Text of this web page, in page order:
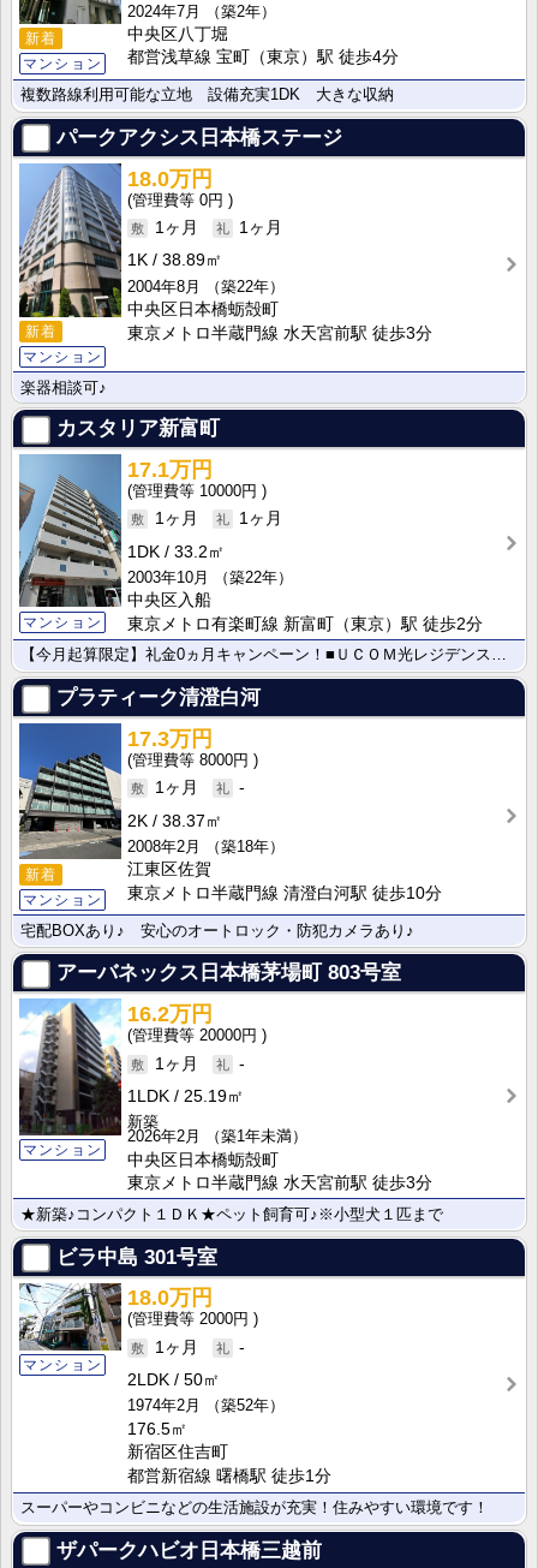
新着
マンション
2024年7月
（築2年）
中央区八丁堀
都営浅草線 宝町（東京）駅 徒歩4分
複数路線利用可能な立地 設備充実1DK 大きな収納
パークアクシス日本橋ステージ
新着
マンション
18.0万円
0円
1ヶ月
1ヶ月
1K
38.89㎡
2004年8月
（築22年）
中央区日本橋蛎殻町
東京メトロ半蔵門線 水天宮前駅 徒歩3分
楽器相談可♪
カスタリア新富町
マンション
17.1万円
10000円
1ヶ月
1ヶ月
1DK
33.2㎡
2003年10月
（築22年）
中央区入船
東京メトロ有楽町線 新富町（東京）駅 徒歩2分
【今月起算限定】礼金0ヵ月キャンペーン！■ＵＣＯＭ光レジデンス導入物件 インターネット無料(Wi-F･･･
プラティーク清澄白河
新着
マンション
17.3万円
8000円
1ヶ月
-
2K
38.37㎡
2008年2月
（築18年）
江東区佐賀
東京メトロ半蔵門線 清澄白河駅 徒歩10分
宅配BOXあり♪ 安心のオートロック・防犯カメラあり♪
アーバネックス日本橋茅場町 803号室
マンション
16.2万円
20000円
1ヶ月
-
1LDK
25.19㎡
新築
2026年2月
（築1年未満）
中央区日本橋蛎殻町
東京メトロ半蔵門線 水天宮前駅 徒歩3分
★新築♪コンパクト１ＤＫ★ペット飼育可♪※小型犬１匹まで
ビラ中島 301号室
マンション
18.0万円
2000円
1ヶ月
-
2LDK
50㎡
1974年2月
（築52年）
176.5㎡
新宿区住吉町
都営新宿線 曙橋駅 徒歩1分
スーパーやコンビニなどの生活施設が充実！住みやすい環境です！
ザパークハビオ日本橋三越前